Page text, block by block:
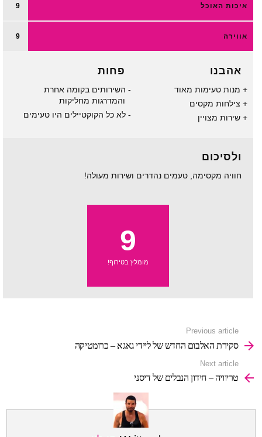
ולסיכום
חוויה מקסימה, טעמים נהדרים ושירות מעולה!
איכות האוכל 9
אווירה 9
אהבנו
מנות טעימות מאוד
צילחות מקסים
שירות מצויין
פחות
השירותים בקומה אחרת
והמדרגות מחליקות
לא כל הקוקטיילים היו טעימים
9
מומלץ בטירוף!
more
Previous article
סקירת האלבום החדש של ליידי גאגא – כרומטיקה
Next article
טריוויה – חידון הנבלים של דיסני